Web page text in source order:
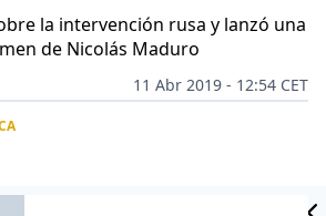
la intervención rusa y lanzó una
de Nicolás Maduro
11 Abr 2019 - 12:54 CET